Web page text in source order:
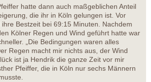
hatte dann auch maßgeblichen Anteil
die ihr in Köln gelungen ist. Vor
Bestzeit bei 69:15 Minuten. Nachdem
Kölner Regen und Wind geführt hatte war
„Die Bedingungen waren alles
Regen macht mir nichts aus, der Wind
ist ja Hendrik die ganze Zeit vor mir
Pfeiffer, die in Köln nur sechs Männern